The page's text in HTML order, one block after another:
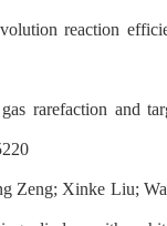
reaction
rarefaction and
Zeng; Xinke Liu;